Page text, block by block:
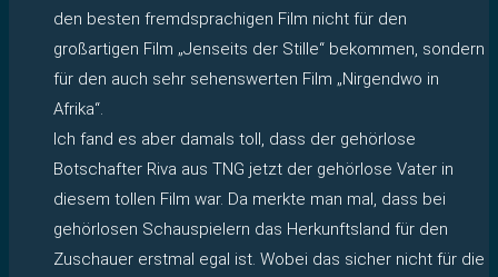
den besten fremdsprachigen Film nicht für den
großartigen Film „Jenseits der Stille“ bekommen, sondern
für den auch sehr sehenswerten Film „Nirgendwo in
Afrika“.
Ich fand es aber damals toll, dass der gehörlose
Botschafter Riva aus TNG jetzt der gehörlose Vater in
diesem tollen Film war. Da merkte man mal, dass bei
gehörlosen Schauspielern das Herkunftsland für den
Zuschauer erstmal egal ist. Wobei das sicher nicht für die